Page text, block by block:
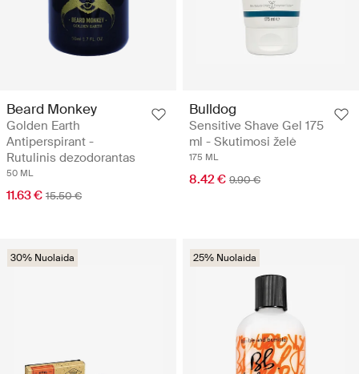
Beard Monkey
Golden Earth
Antiperspirant -
Rutulinis dezodorantas
50 ML
11.63 € 15.50 €
Bulldog
Sensitive Shave Gel 175
ml - Skutimosi želė
175 ML
8.42 € 9.90 €
30% Nuolaida 25% Nuolaida